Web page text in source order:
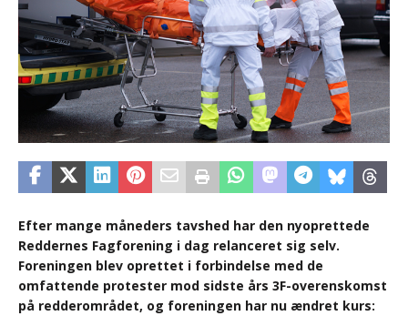
Efter mange måneders tavshed har den nyoprettede
Reddernes Fagforening i dag relanceret sig selv.
Foreningen blev oprettet i forbindelse med de
omfattende protester mod sidste års 3F-overenskomst
på redderområdet, og foreningen har nu ændret kurs: